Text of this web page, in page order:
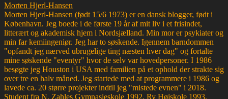
Morten Hjerl-Hansen
Morten Hjerl-Hansen (født 15/6 1973) er en dansk blogger, født i
København. Jeg boede i de første 19 år af mit liv i et frisindet,
litterært og akademisk hjem i Nordsjælland. Min mor er psykiater og
min far kemiingeniør. Jeg har to søskende. Igennem barndommen
"opfandt jeg nærved ubrugelige ting næsten hver dag" og fortalte
mine søskende "eventyr" hvor de selv var hovedpersoner. I 1986
besøgte jeg Houston i USA med familien på et ophold der strakte sig
over tre en halv måned. Jeg startede med at programmere i 1986 og
lavede ca. 20 større projekter indtil jeg "mistede evnen" i 2018.
Student fra N. Zahles Gymnasieskole 1992. Ry Højskole 1993.